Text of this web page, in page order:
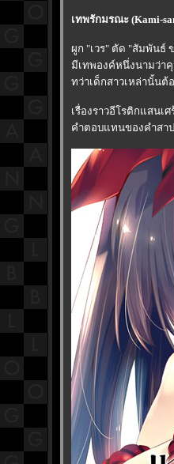
เทพรักมรณะ (Kami-
ผูก "เวร" ตัด "สัมพันธ์
มีเทพองค์หนึ่งนามว่า
ทว่าเด็กสาวเหล่านั้น
เรื่องราวอีโรติกแสนเ
คำตอบแทนของคำสา